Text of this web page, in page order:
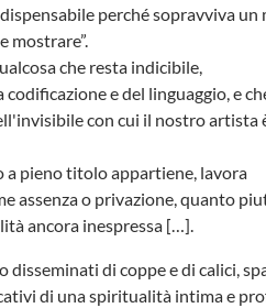
perché sopravviva un
mostrare”.
che resta indicibile,
e del linguaggio, e
con cui il nostro artista
a pieno titolo appartiene, lavora
assenza o privazione, quanto
ancora inespressa […].
di coppe e di calici,
di una spiritualità intima e